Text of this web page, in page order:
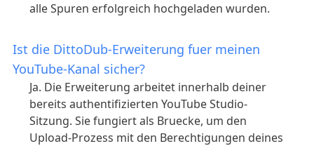
alle Spuren erfolgreich hochgeladen wurden.
Ist die DittoDub-Erweiterung fuer meinen
YouTube-Kanal sicher?
Ja. Die Erweiterung arbeitet innerhalb deiner
bereits authentifizierten YouTube Studio-
Sitzung. Sie fungiert als Bruecke, um den
Upload-Prozess mit den Berechtigungen deines